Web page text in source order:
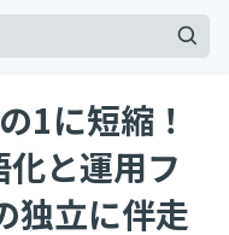
1に短縮！
と運用フ
独立に伴走